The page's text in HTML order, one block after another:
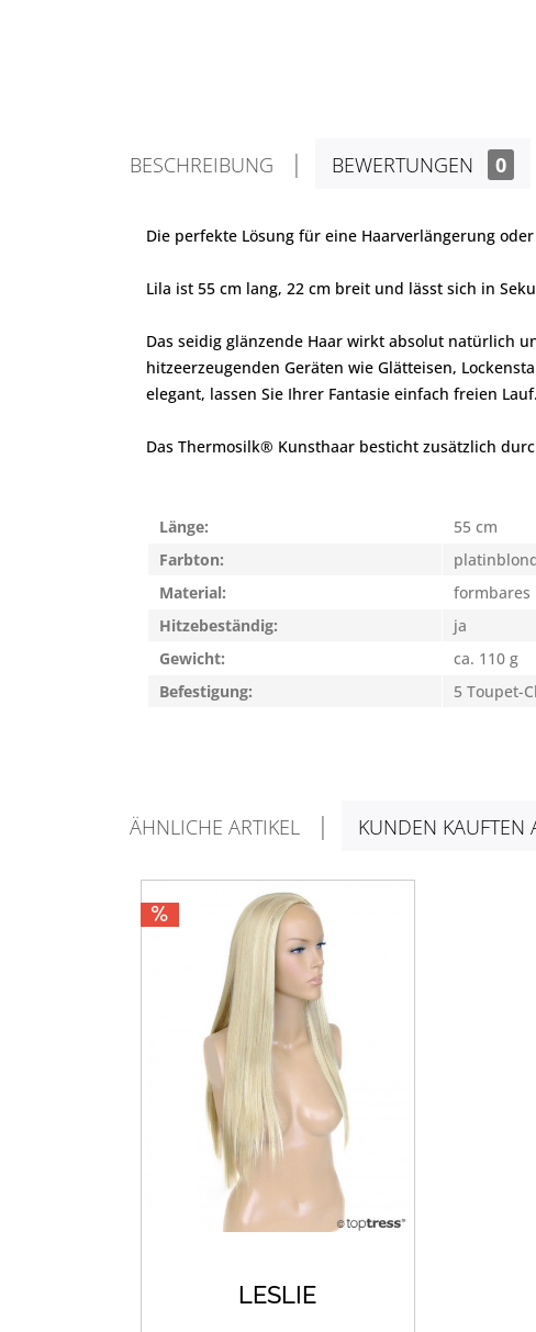
BESCHREIBUNG BEWERTUNGEN 0
Die perfekte Lösung für eine Haarverlängerung
Lila ist 55 cm lang, 22 cm breit und lässt sich in
Das seidig glänzende Haar wirkt absolut natürlich
hitzeerzeugenden Geräten wie Glätteisen,
elegant, lassen Sie Ihrer Fantasie einfach freien
Das Thermosilk® Kunsthaar besticht zusätzlich
Länge:
55 cm
Farbton:
Material:
formbares
Hitzebeständig:
ja
Gewicht:
ca. 110 g
Befestigung:
5 Toupet-
ÄHNLICHE ARTIKEL KUNDEN KAUFTEN
LESLIE